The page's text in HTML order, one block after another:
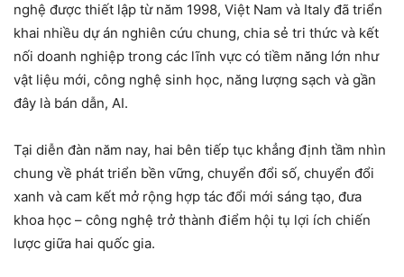
nghệ được thiết lập từ năm 1998, Việt Nam và Italy đã triển
khai nhiều dự án nghiên cứu chung, chia sẻ tri thức và kết
nối doanh nghiệp trong các lĩnh vực có tiềm năng lớn như
vật liệu mới, công nghệ sinh học, năng lượng sạch và gần
đây là bán dẫn, AI.
Tại diễn đàn năm nay, hai bên tiếp tục khẳng định tầm nhìn
chung về phát triển bền vững, chuyển đổi số, chuyển đổi
xanh và cam kết mở rộng hợp tác đổi mới sáng tạo, đưa
khoa học – công nghệ trở thành điểm hội tụ lợi ích chiến
lược giữa hai quốc gia.